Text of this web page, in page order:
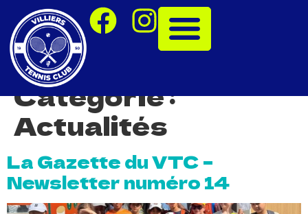
Catégorie :
Actualités
La Gazette du VTC –
Newsletter numéro 14